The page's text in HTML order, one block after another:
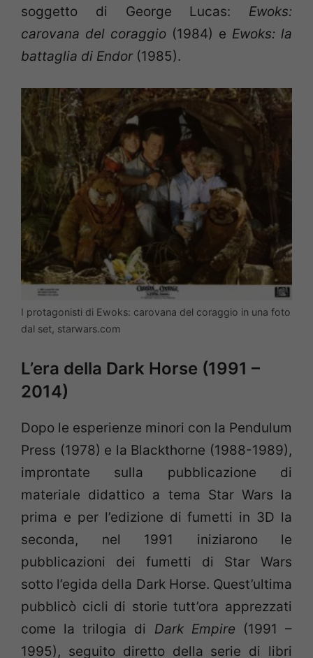
soggetto di George Lucas: Ewoks:
carovana del coraggio (1984) e Ewoks: la
battaglia di Endor(1985).
I protagonisti di Ewoks: carovana del coraggio in una foto
dal set, starwars.com
L’era della Dark Horse (1991 –
2014)
Dopo le esperienze minori con la Pendulum
Press (1978) e la Blackthorne (1988-1989),
improntate sulla pubblicazione di
materiale didattico a tema Star Wars la
prima e per l’edizione di fumetti in 3D la
seconda, nel 1991 iniziarono le
pubblicazioni dei fumetti di Star Wars
sotto l’egida della Dark Horse. Quest’ultima
pubblicò cicli di storie tutt’ora apprezzati
come la trilogia di Dark Empire (1991 –
1995), seguito diretto della serie di libri